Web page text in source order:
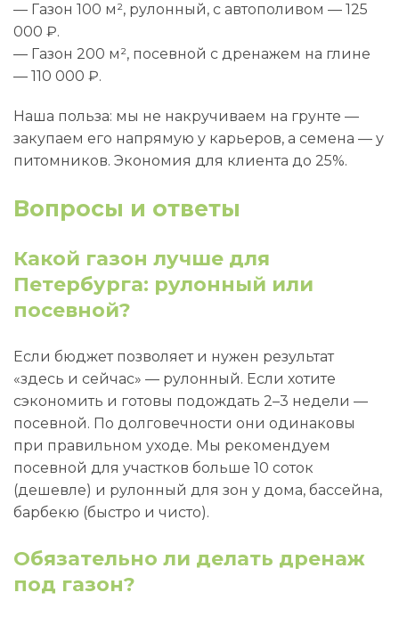
— Газон 100 м², рулонный, с автополивом — 125
000 ₽.
— Газон 200 м², посевной с дренажем на глине
— 110 000 ₽.
Наша польза: мы не накручиваем на грунте —
закупаем его напрямую у карьеров, а семена — у
питомников. Экономия для клиента до 25%.
Вопросы и ответы
Какой газон лучше для
Петербурга: рулонный или
посевной?
Если бюджет позволяет и нужен результат
«здесь и сейчас» — рулонный. Если хотите
сэкономить и готовы подождать 2–3 недели —
посевной. По долговечности они одинаковы
при правильном уходе. Мы рекомендуем
посевной для участков больше 10 соток
(дешевле) и рулонный для зон у дома, бассейна,
барбекю (быстро и чисто).
Обязательно ли делать дренаж
под газон?